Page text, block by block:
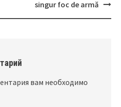
singur foc de armă
вам необходимо